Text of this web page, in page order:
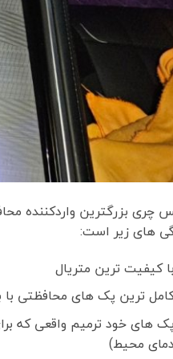
های زیر است:
با کیفیت ترین متریال
ترین پک های محافظتی
پک های خود ترمیم واقعی که
دمای محیط)